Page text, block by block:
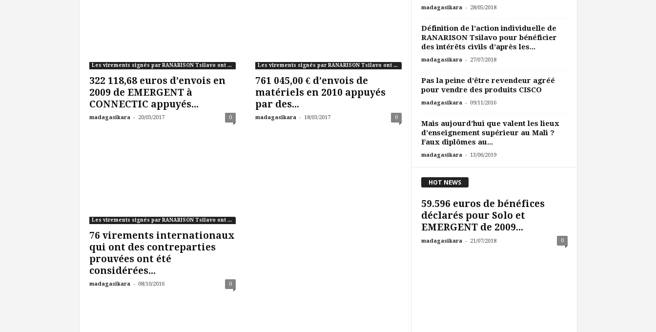
Les virements signés par RANARISON Tsilavo ont une contrepartie
322 118,68 euros d’envois en
2009 de EMERGENT à
CONNECTIC appuyés...
madagasikara - 20/03/2017 0
Les virements signés par RANARISON Tsilavo ont une contrepartie
761 045,00 € d’envois de
matériels en 2010 appuyés
par des...
madagasikara - 18/03/2017 0
Les virements signés par RANARISON Tsilavo ont une contrepartie
76 virements internationaux
qui ont des contreparties
prouvées ont été
considérées...
madagasikara - 08/10/2016 0
madagasikara - 28/05/2018
Définition de l’action individuelle de
RANARISON Tsilavo pour bénéficier
des intérêts civils d’après les...
madagasikara - 27/07/2018
Pas la peine d’être revendeur agréé
pour vendre des produits CISCO
madagasikara - 09/11/2016
Mais aujourd’hui que valent les lieux
d’enseignement supérieur au Mali ?
Faux diplômes au...
madagasikara - 13/06/2019
HOT NEWS
59.596 euros de bénéfices
déclarés pour Solo et
EMERGENT de 2009...
madagasikara - 21/07/2018 0